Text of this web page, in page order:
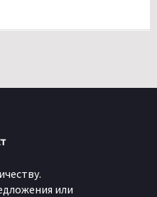
или